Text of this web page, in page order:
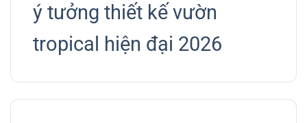
ý tưởng thiết kế vườn
tropical hiện đại 2026